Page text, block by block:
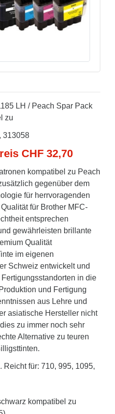
LH / Peach Spar Pack
zu
313058
CHF 32,70
kompatibel zu Peach
gegenüber dem
für herrvoragenden
für Brother MFC-
entsprechen
gewährleisten brillante
Qualität
im eigenen
Schweiz entwickelt und
in die
und Fertigung
aus Lehre und
asiatische Hersteller nicht
zu immer noch sehr
Alternative zu teuren
Reicht für: 710, 995, 1095,
kompatibel zu